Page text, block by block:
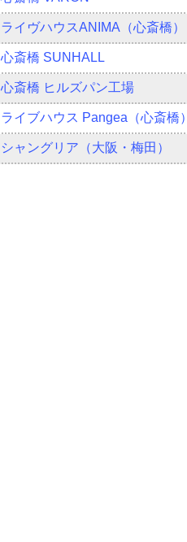
ライヴハウスANIMA（心斎橋）
心斎橋 SUNHALL
心斎橋 ヒルズパン工場
ライブハウス Pangea（心斎橋）
シャングリア（大阪・梅田）